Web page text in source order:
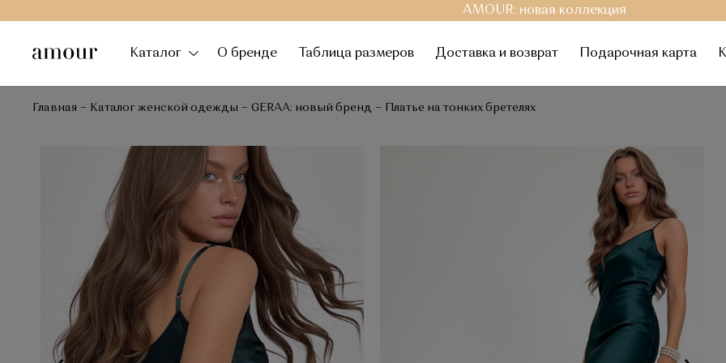
AMOUR: новая коллекция
Каталог О бренде Таблица размеров Доставка и возврат Подарочная карта
Главная Каталог женской одежды GERAA: новый бренд Платье на тонких бретелях